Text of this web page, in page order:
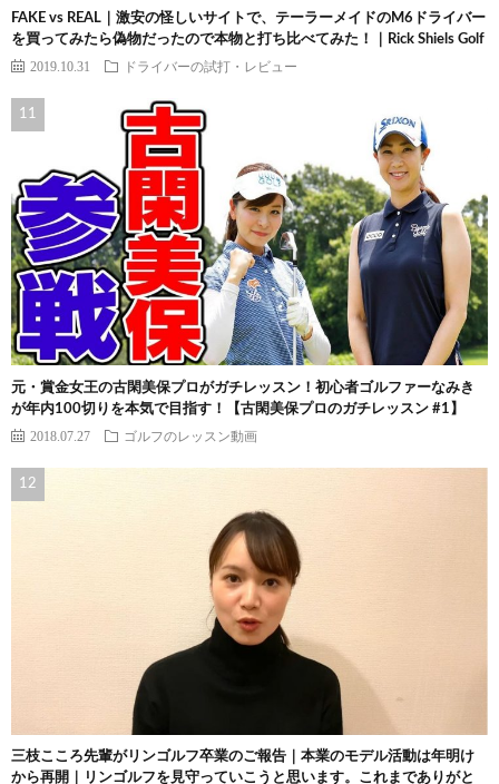
FAKE vs REAL｜激安の怪しいサイトで、テーラーメイドのM6ドライバー
を買ってみたら偽物だったので本物と打ち比べてみた！｜Rick Shiels Golf
2019.10.31 ドライバーの試打・レビュー
元・賞金女王の古閑美保プロがガチレッスン！初心者ゴルファーなみき
が年内100切りを本気で目指す！【古閑美保プロのガチレッスン #1】
2018.07.27 ゴルフのレッスン動画
三枝こころ先輩がリンゴルフ卒業のご報告｜本業のモデル活動は年明け
から再開｜リンゴルフを見守っていこうと思います。これまでありがと